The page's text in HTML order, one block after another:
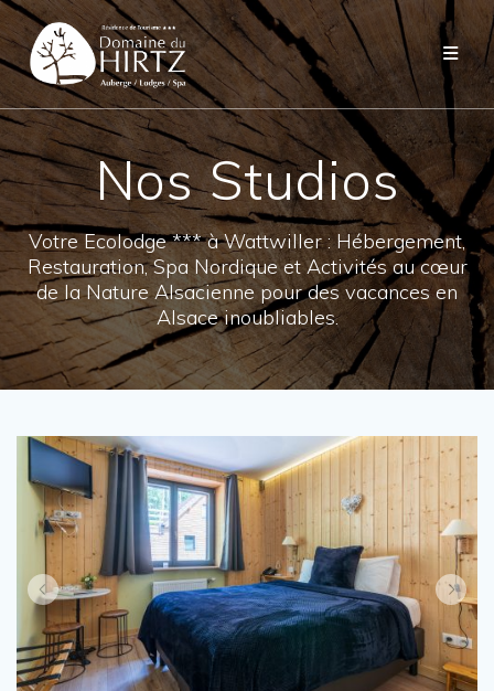
Skip
to
content
Nos Studios
Votre Ecolodge *** à Wattwiller : Hébergement,
Restauration, Spa Nordique et Activités au cœur
de la Nature Alsacienne pour des vacances en
Alsace inoubliables.